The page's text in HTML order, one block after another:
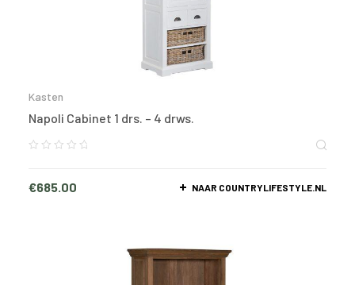
Kasten
Napoli Cabinet 1 drs. – 4 drws.
€685.00 NAAR COUNTRYLIFESTYLE.NL